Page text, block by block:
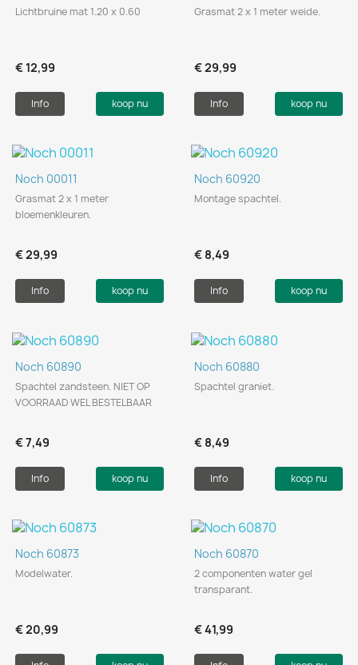
Lichtbruine mat 1.20 x 0.60
€ 12,99
Info koop nu
Grasmat 2 x 1 meter weide.
€ 29,99
Info koop nu
Noch 00011
Grasmat 2 x 1 meter
bloemenkleuren.
€ 29,99
Info koop nu
Noch 60920
Montage spachtel.
€ 8,49
Info koop nu
Noch 60890
Spachtel zandsteen. NIET OP
VOORRAAD WEL BESTELBAAR
€ 7,49
Info koop nu
Noch 60880
Spachtel graniet.
€ 8,49
Info koop nu
Noch 60873
Modelwater.
€ 20,99
Noch 60870
2 componenten water gel
transparant.
€ 41,99